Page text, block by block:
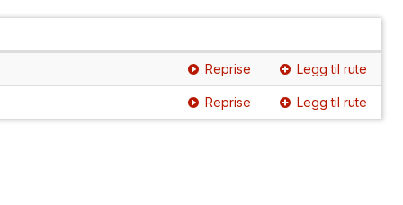
Reprise Legg til rute
Reprise Legg til rute